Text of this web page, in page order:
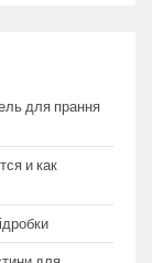
для прання
и как